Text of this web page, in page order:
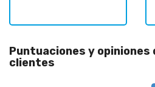
Puntuaciones y
clientes